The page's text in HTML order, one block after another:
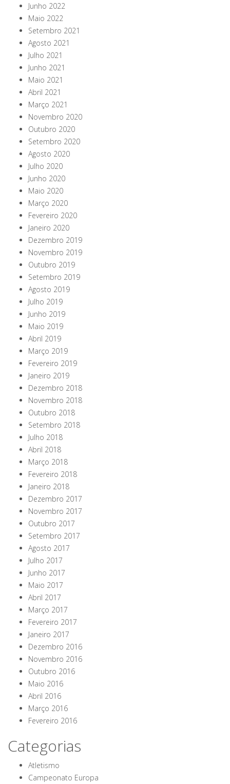
Junho 2022
Maio 2022
Setembro 2021
Agosto 2021
Julho 2021
Junho 2021
Maio 2021
Abril 2021
Março 2021
Novembro 2020
Outubro 2020
Setembro 2020
Agosto 2020
Julho 2020
Junho 2020
Maio 2020
Março 2020
Fevereiro 2020
Janeiro 2020
Dezembro 2019
Novembro 2019
Outubro 2019
Setembro 2019
Agosto 2019
Julho 2019
Junho 2019
Maio 2019
Abril 2019
Março 2019
Fevereiro 2019
Janeiro 2019
Dezembro 2018
Novembro 2018
Outubro 2018
Setembro 2018
Julho 2018
Abril 2018
Março 2018
Fevereiro 2018
Janeiro 2018
Dezembro 2017
Novembro 2017
Outubro 2017
Setembro 2017
Agosto 2017
Julho 2017
Junho 2017
Maio 2017
Abril 2017
Março 2017
Fevereiro 2017
Janeiro 2017
Dezembro 2016
Novembro 2016
Outubro 2016
Maio 2016
Abril 2016
Março 2016
Fevereiro 2016
Categorias
Atletismo
Campeonato Europa